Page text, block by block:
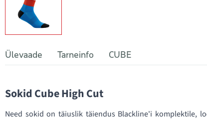
Ülevaade Tarneinfo CUBE
Sokid Cube High Cut
Need sokid on täiuslik täiendus Blackline'i komplektile,